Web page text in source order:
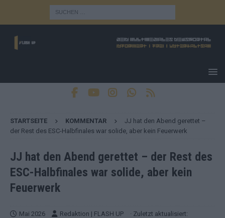
STARTSEITE KOMMENTAR
JJ hat den Abend gerettet –
der Rest des ESC-Halbfinales war solide, aber kein Feuerwerk
JJ hat den Abend gerettet – der Rest des
ESC-Halbfinales war solide, aber kein
Feuerwerk
Mai 2026 Redaktion | FLASH UP
· Zuletzt aktualisiert: